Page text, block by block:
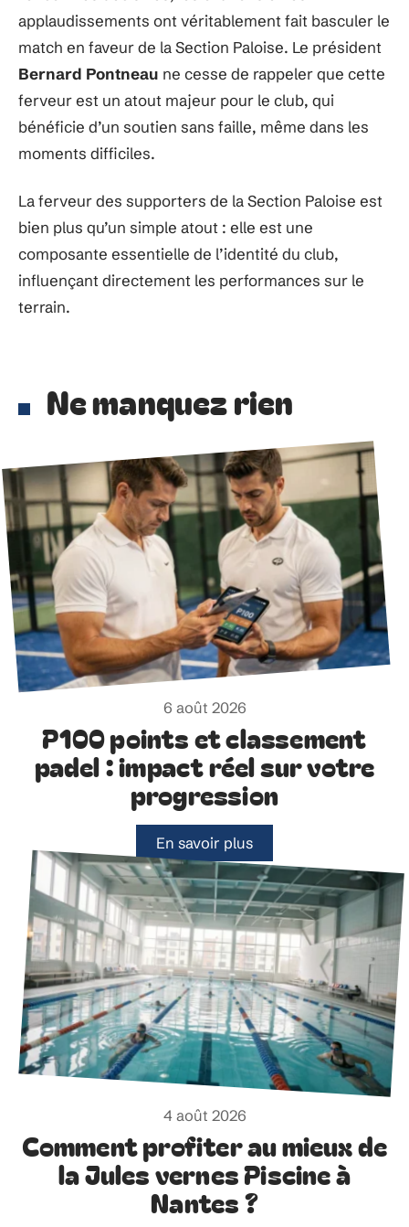
applaudissements ont véritablement fait basculer le
match en faveur de la Section Paloise. Le président
Bernard Pontneau ne cesse de rappeler que cette
ferveur est un atout majeur pour le club, qui
bénéficie d’un soutien sans faille, même dans les
moments difficiles.
La ferveur des supporters de la Section Paloise est
bien plus qu’un simple atout : elle est une
composante essentielle de l’identité du club,
influençant directement les performances sur le
terrain.
Ne manquez rien
6 août 2026
P100 points et classement
padel : impact réel sur votre
progression
En savoir plus
4 août 2026
Comment profiter au mieux de
la Jules vernes Piscine à
Nantes ?